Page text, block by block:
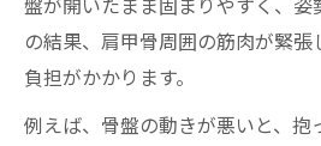
盤が開いたまま固まりやすく、姿
の結果、肩甲骨周囲の筋肉が緊張
負担がかかります。
例えば、骨盤の動きが悪いと、抱